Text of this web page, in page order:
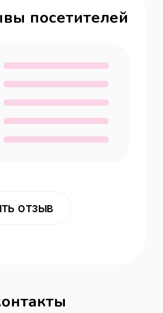
посетителей
отзыв